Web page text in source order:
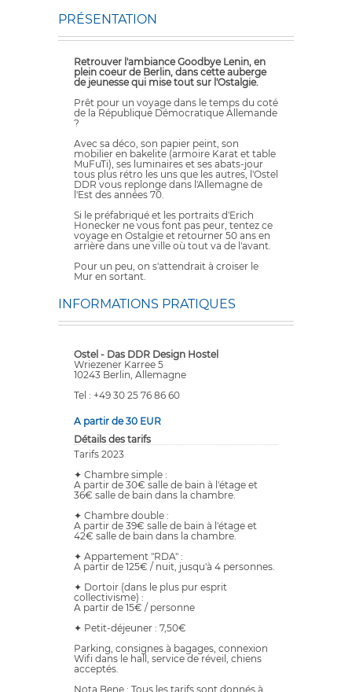
PRÉSENTATION
Retrouver l'ambiance Goodbye Lenin, en
plein coeur de Berlin, dans cette auberge
de jeunesse qui mise tout sur l'Ostalgie.
Prêt pour un voyage dans le temps du coté
de la République Démocratique Allemande
?
Avec sa déco, son papier peint, son
mobilier en bakelite (armoire Karat et table
MuFuTi), ses luminaires et ses abats-jour
tous plus rétro les uns que les autres, l'Ostel
DDR vous replonge dans l'Allemagne de
l'Est des années 70.
Si le préfabriqué et les portraits d'Erich
Honecker ne vous font pas peur, tentez ce
voyage en Ostalgie et retourner 50 ans en
arrière dans une ville où tout va de l'avant.
Pour un peu, on s'attendrait à croiser le
Mur en sortant.
INFORMATIONS PRATIQUES
Ostel - Das DDR Design Hostel
Wriezener Karree 5
10243 Berlin, Allemagne
Tel : +49 30 25 76 86 60
A partir de 30 EUR
Détails des tarifs
Tarifs 2023
✦ Chambre simple :
A partir de 30€ salle de bain à l'étage et
36€ salle de bain dans la chambre.
✦ Chambre double :
A partir de 39€ salle de bain à l'étage et
42€ salle de bain dans la chambre.
✦ Appartement "RDA" :
A partir de 125€ / nuit, jusqu'à 4 personnes.
✦ Dortoir (dans le plus pur esprit
collectivisme) :
A partir de 15€ / personne
✦ Petit-déjeuner : 7,50€
Parking, consignes à bagages, connexion
Wifi dans le hall, service de réveil, chiens
acceptés.
Nota Bene : Tous les tarifs sont donnés à